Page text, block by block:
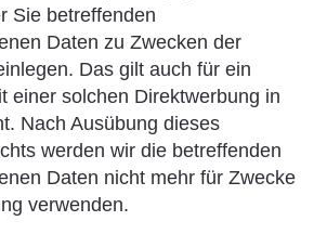
Sie betreffenden
Daten zu Zwecken der
Das gilt auch für ein
einer solchen Direktwerbung in
Nach Ausübung dieses
werden wir die betreffenden
Daten nicht mehr für Zwecke
verwenden.